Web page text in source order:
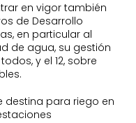
en vigor también
de Desarrollo
en particular al
de agua, su gestión
y el 12, sobre
destina para riego en